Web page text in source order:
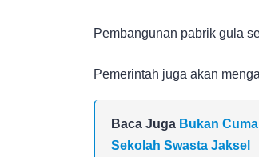
Pembangunan pabrik gula
Pemerintah juga akan
Baca Juga Bukan
Sekolah Swasta Jaksel